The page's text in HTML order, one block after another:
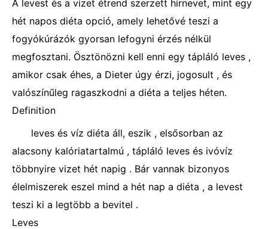
A levest és a vizet étrend szerzett hírnevet, mint egy
hét napos diéta opció, amely lehetővé teszi a
fogyókúrázók gyorsan lefogyni érzés nélkül
megfosztani. Ösztönözni kell enni egy tápláló leves ,
amikor csak éhes, a Dieter úgy érzi, jogosult , és
valószínűleg ragaszkodni a diéta a teljes héten.
Definition
leves és víz diéta áll, eszik , elsősorban az
alacsony kalóriatartalmú , tápláló leves és ivóvíz
többnyire vizet hét napig . Bár vannak bizonyos
élelmiszerek eszel mind a hét nap a diéta , a levest
teszi ki a legtöbb a bevitel .
Leves